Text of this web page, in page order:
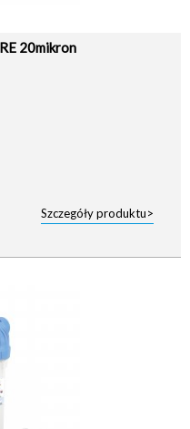
20mikron
Szczegóły produktu>